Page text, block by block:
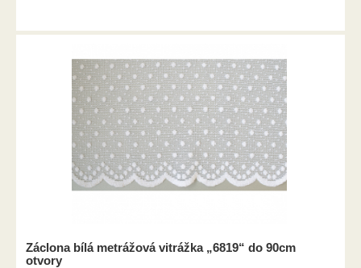
Záclona bílá metrážová vitrážka „6819“ do 90cm
otvory